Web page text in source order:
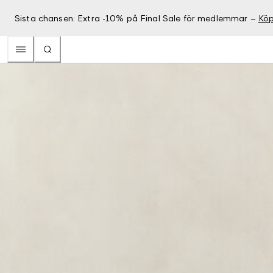
Sista chansen: Extra -10% på Final Sale för medlemmar –